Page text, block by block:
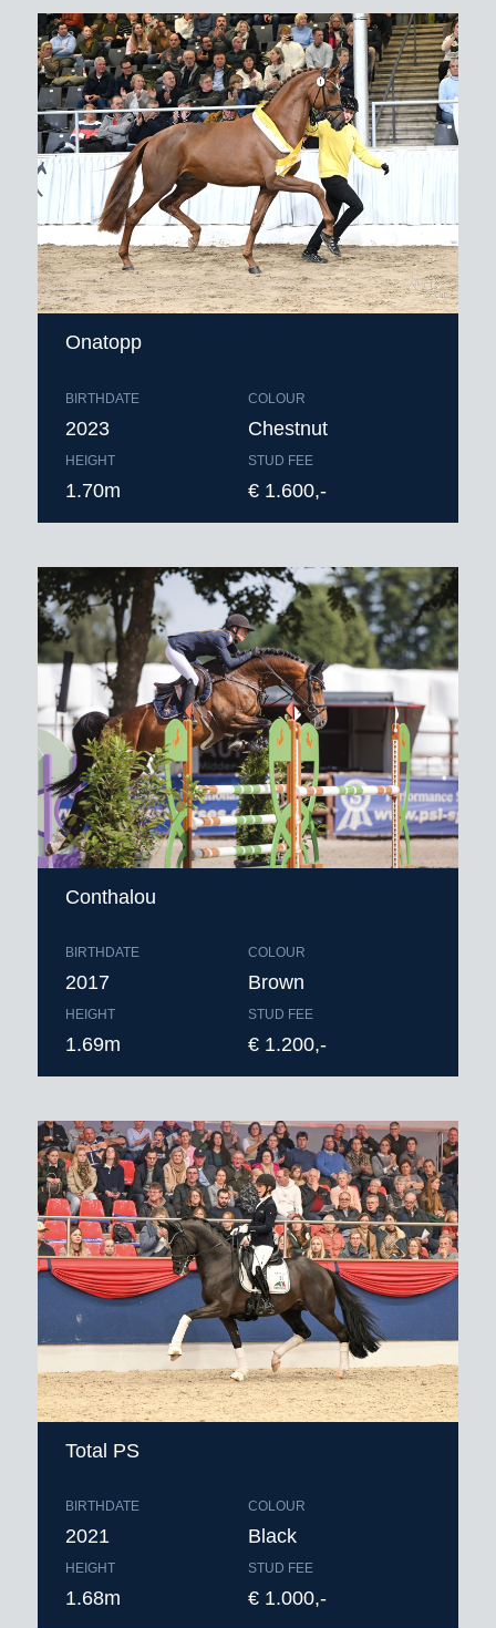
Onatopp
BIRTHDATE
2023
HEIGHT
1.70m
COLOUR
Chestnut
STUD FEE
€ 1.600,-
Conthalou
BIRTHDATE
2017
HEIGHT
1.69m
COLOUR
Brown
STUD FEE
€ 1.200,-
Total PS
BIRTHDATE
2021
HEIGHT
1.68m
COLOUR
Black
STUD FEE
€ 1.000,-